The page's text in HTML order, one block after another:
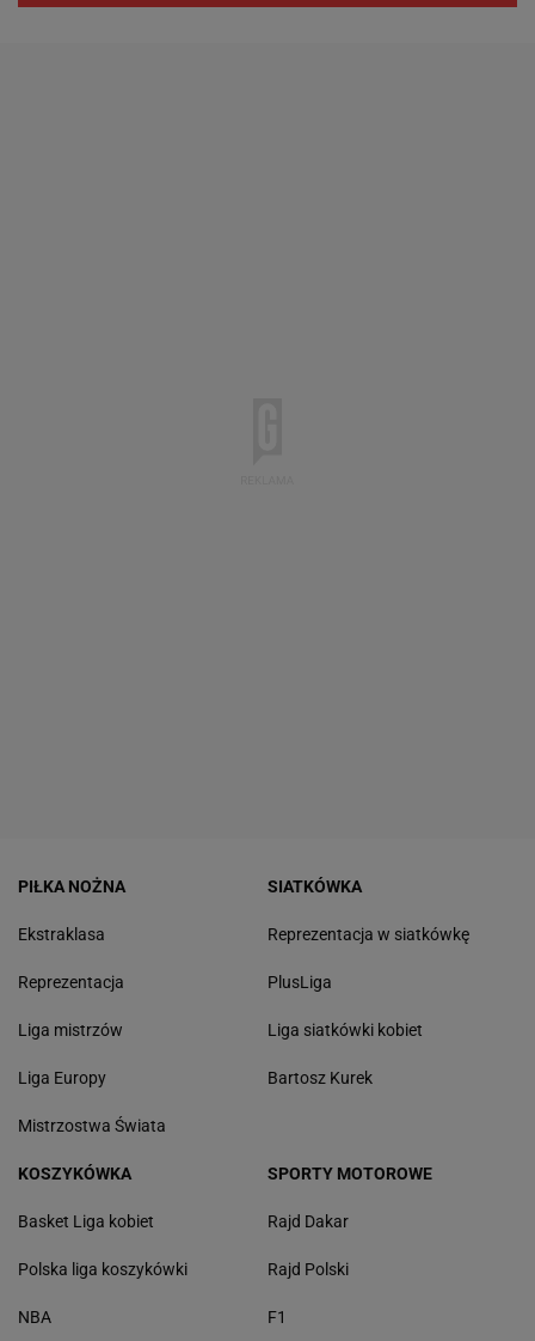
PIŁKA NOŻNA
Ekstraklasa
Reprezentacja
Liga mistrzów
Liga Europy
Mistrzostwa Świata
SIATKÓWKA
Reprezentacja w siatkówkę
PlusLiga
Liga siatkówki kobiet
Bartosz Kurek
KOSZYKÓWKA
Basket Liga kobiet
Polska liga koszykówki
NBA
SPORTY MOTOROWE
Rajd Dakar
Rajd Polski
F1